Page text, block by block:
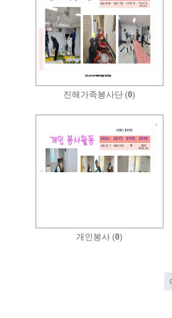
진해가족봉사단 (0)
개인봉사 (0)